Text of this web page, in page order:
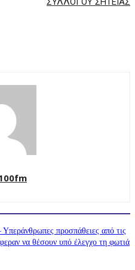
προσπάθειες από τις
να θέσουν υπό έλεγχο τη φωτιά